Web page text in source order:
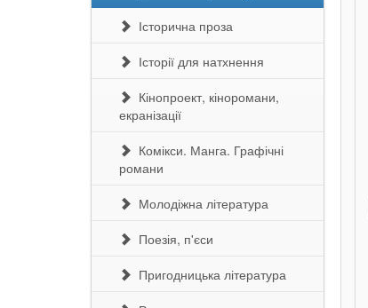
Історична проза
Історії для натхнення
Кінопроект, кіноромани,
екранізації
Комікси. Манга. Графічні
романи
Молодіжна література
Поезія, п'єси
Пригодницька література
290 грн.
Купити
Улюблена абетка. Ірина
Купити
Таке велике слоненя. Ірина
Сонечко. Ранок